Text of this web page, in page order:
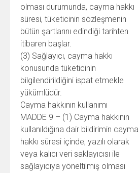
olması durumunda, cayma hakkı
süresi, tüketicinin sözleşmenin
bütün şartlarını edindiği tarihten
itibaren başlar.
(3) Sağlayıcı, cayma hakkı
konusunda tüketicinin
bilgilendirildiğini ispat etmekle
yükümlüdür.
Cayma hakkının kullanımı
MADDE 9 – (1) Cayma hakkının
kullanıldığına dair bildirimin cayma
hakkı süresi içinde, yazılı olarak
veya kalıcı veri saklayıcısı ile
sağlayıcıya yöneltilmiş olması